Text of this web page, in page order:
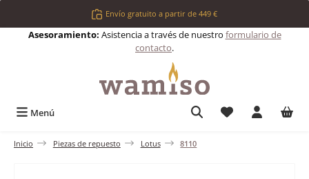
Saltar al contenido principalEnvío gratuito a partir de 449 €
Asesoramiento: Asistencia a través de nuestro formulario de
contacto.
Menú Tienes 0
Inicio Piezas de repuesto Lotus 8110